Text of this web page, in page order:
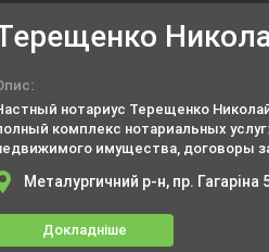
нотариус Терещенко
комплекс нотариальных
имущества, договоры
и пр.
Металургичний р-н, пр. Гагаріна
Докладніше